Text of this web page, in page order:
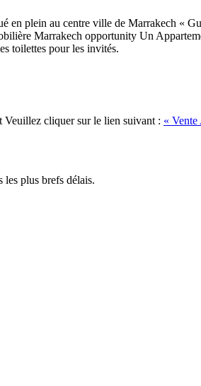
en plein au centre ville de Marrakech «
Marrakech opportunity Un
toilettes pour les invités.
Veuillez cliquer sur le lien suivant : « Vente
les plus brefs délais.